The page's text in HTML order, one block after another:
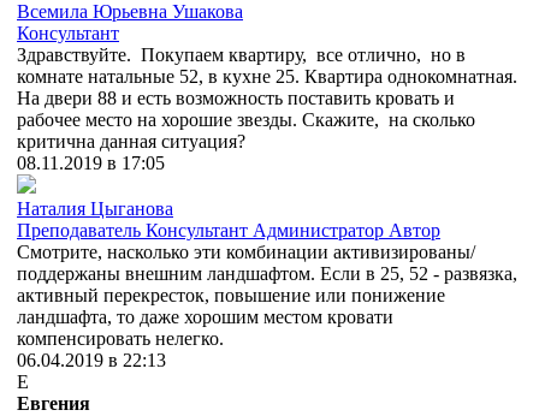
Всемила Юрьевна Ушакова
Консультант
Здравствуйте. Покупаем квартиру, все отлично, но в
комнате натальные 52, в кухне 25. Квартира однокомнатная.
На двери 88 и есть возможность поставить кровать и
рабочее место на хорошие звезды. Скажите, на сколько
критична данная ситуация?
08.11.2019 в 17:05
Наталия Цыганова
Преподаватель Консультант Администратор Автор
Смотрите, насколько эти комбинации активизированы/
поддержаны внешним ландшафтом. Если в 25, 52 - развязка,
активный перекресток, повышение или понижение
ландшафта, то даже хорошим местом кровати
компенсировать нелегко.
06.04.2019 в 22:13
Е
Евгения